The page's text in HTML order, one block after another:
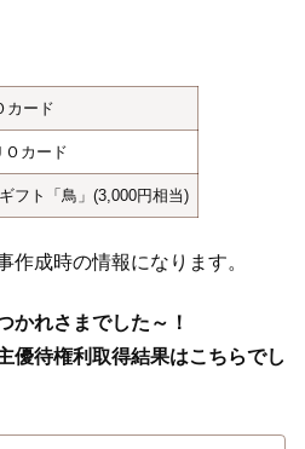
カード
Ｏカード
フト「鳥」(3,000円相当)
成時の情報になります。
かれさまでした～！
優待権利取得結果はこちらでし